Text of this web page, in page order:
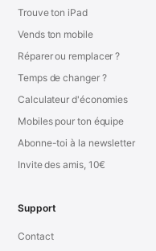
Trouve ton iPad
Vends ton mobile
Réparer ou remplacer ?
Temps de changer ?
Calculateur d'économies
Mobiles pour ton équipe
Abonne-toi à la newsletter
Invite des amis, 10€
Support
Contact